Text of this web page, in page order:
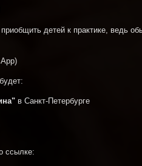
детей к практике, ведь
в Санкт-Петербурге
ссылке: